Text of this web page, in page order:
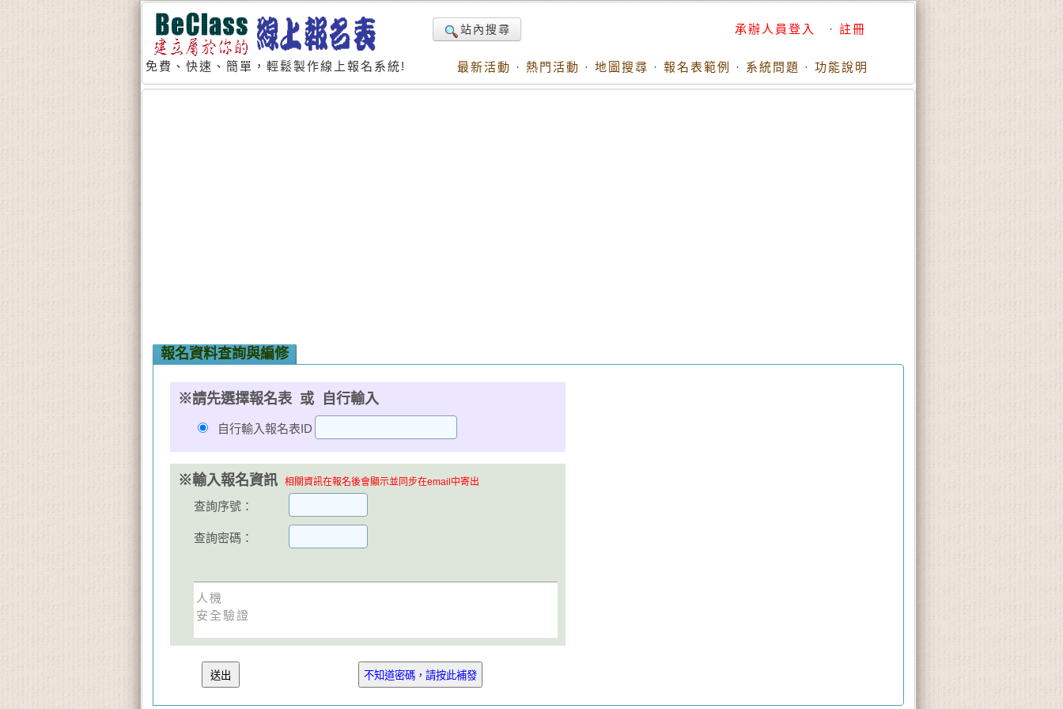
免費、快速、簡單，輕鬆製作線上報名系統!
站內搜尋 承辦人員登入 · 註冊
最新活動 · 熱門活動 · 地圖搜尋 · 報名表範例 · 系統問題 · 功能說明
報名資料查詢與編修
※請先選擇報名表 或 自行輸入
自行輸入報名表ID
※輸入報名資訊 相關資訊在報名後會顯示並同步在email中寄出
查詢序號：
查詢密碼：
人機
安全驗證